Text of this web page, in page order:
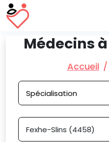
Médecins
Accueil